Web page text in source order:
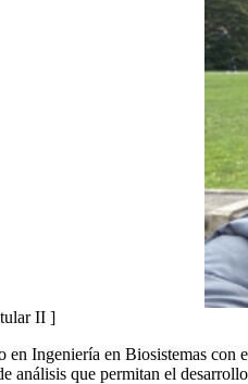
II ]
Ingeniería en Biosistemas con
análisis que permitan el